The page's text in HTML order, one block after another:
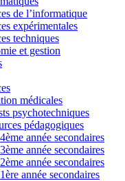
de l’informatique
expérimentales
techniques
et gestion
médicales
psychotechniques
pédagogiques
4ème année secondaires
3ème année secondaires
2ème année secondaires
1ère année secondaires